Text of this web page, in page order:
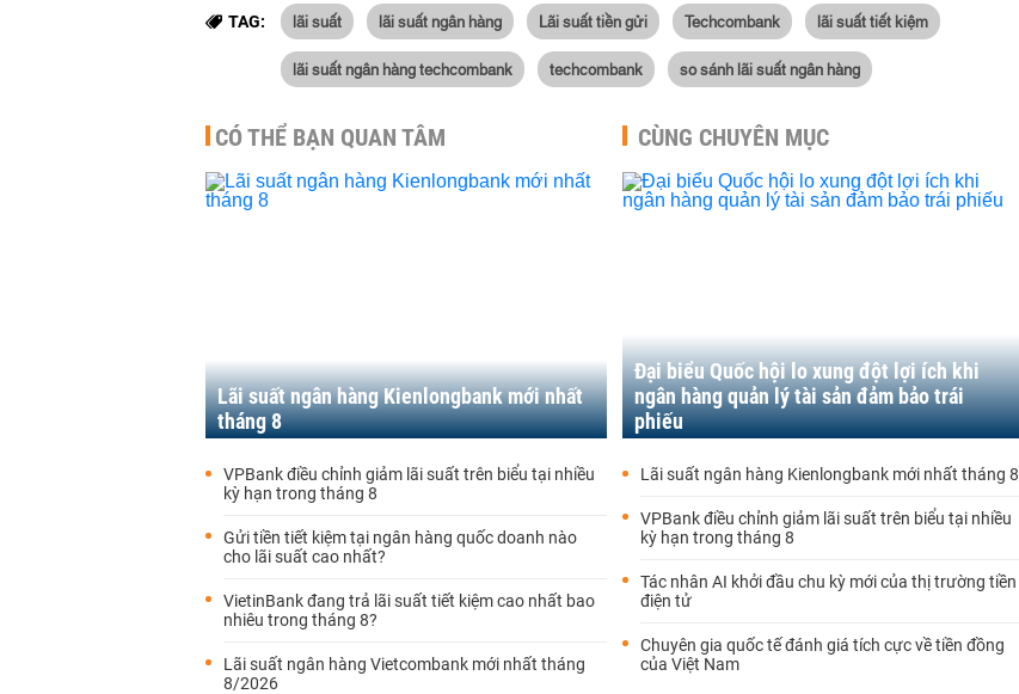
TAG: lãi suất lãi suất ngân hàng Lãi suất tiền gửi Techcombank lãi suất tiết kiệm
lãi suất ngân hàng techcombank techcombank so sánh lãi suất ngân hàng
CÓ THỂ BẠN QUAN TÂM
Lãi suất ngân hàng Kienlongbank mới nhất
tháng 8
VPBank điều chỉnh giảm lãi suất trên biểu tại nhiều
kỳ hạn trong tháng 8
Gửi tiền tiết kiệm tại ngân hàng quốc doanh nào
cho lãi suất cao nhất?
VietinBank đang trả lãi suất tiết kiệm cao nhất bao
nhiêu trong tháng 8?
Lãi suất ngân hàng Vietcombank mới nhất tháng
8/2026
CÙNG CHUYÊN MỤC
Đại biểu Quốc hội lo xung đột lợi ích khi
ngân hàng quản lý tài sản đảm bảo trái
phiếu
Lãi suất ngân hàng Kienlongbank mới nhất tháng 8
VPBank điều chỉnh giảm lãi suất trên biểu tại nhiều
kỳ hạn trong tháng 8
Tác nhân AI khởi đầu chu kỳ mới của thị trường tiền
điện tử
Chuyên gia quốc tế đánh giá tích cực về tiền đồng
của Việt Nam